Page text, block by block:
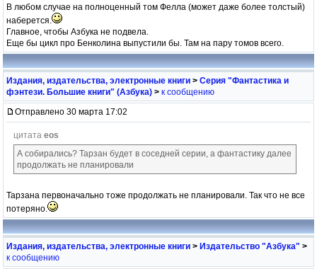
В любом случае на полноценный том Фелла (может даже более толстый)
наберется.
Главное, чтобы Азбука не подвела.
Еще бы цикл про Бенколина выпустили бы. Там на пару томов всего.
Издания, издательства, электронные книги > Серия "Фантастика и
фэнтези. Большие книги" (Азбука) > к сообщению
Отправлено 30 марта 17:02
цитата eos
А собирались? Тарзан будет в соседней серии, а фантастику далее
продолжать не планировали
Тарзана первоначально тоже продолжать не планировали. Так что не все
потеряно.
Издания, издательства, электронные книги > Издательство "Азбука" >
к сообщению